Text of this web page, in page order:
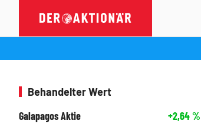
Behandelter Wert
Galapagos Aktie
+2,64%